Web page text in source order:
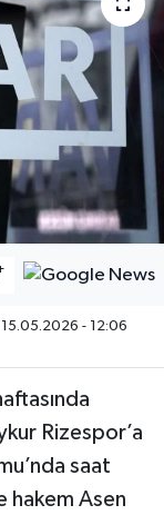
15.05.2026 - 12:06
Rizespor’a
saat
hakem Asen